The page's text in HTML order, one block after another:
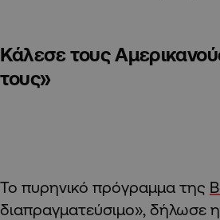
Κάλεσε τους
τους»
Το πυρηνικό πρόγραμμα της
διαπραγματεύσιμο», δήλωσε